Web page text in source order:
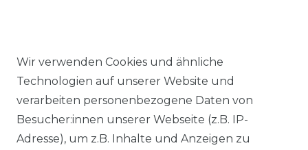
Ähnlicher Artikel
Casa Moda - Comfort Fit -
Bügelfreies Herren Business
Wir verwenden Cookies und ähnliche
Technologien auf unserer Website und
verarbeiten personenbezogene Daten von
Besucher:innen unserer Webseite (z.B. IP-
Adresse), um z.B. Inhalte und Anzeigen zu